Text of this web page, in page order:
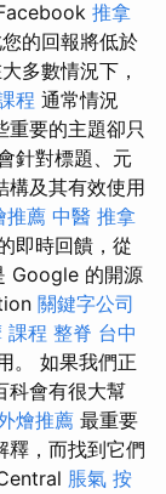
推拿
的回報將低於
多數情況下，
程 通常情況
重要的主題卻只
針對標題、元
構及其有效使用
推薦 中醫 推拿
即時回饋，從
Google 的開源
關鍵字公司
課程 整脊 台中
。 如果我們正
科會有很大幫
燴推薦 最重要
釋，而找到它們
脹氣 按